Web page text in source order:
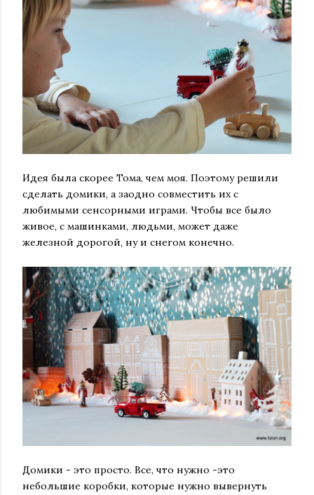
Идея была скорее Тома, чем моя. Поэтому решили
сделать домики, а заодно совместить их с
любимыми сенсорными играми. Чтобы все было
живое, с машинками, людьми, может даже
железной дорогой, ну и снегом конечно.
Домики - это просто. Все, что нужно -это
небольшие коробки, которые нужно вывернуть